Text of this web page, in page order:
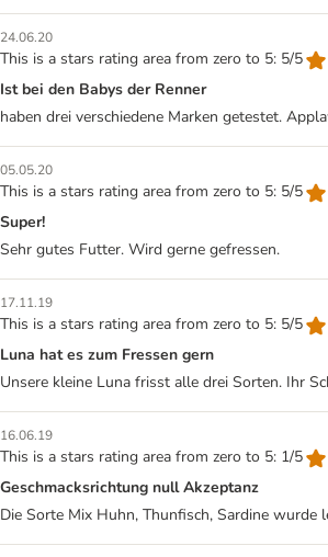
24.06.20
This is a stars rating area from zero to 5: 5/5
Ist bei den Babys der Renner
haben drei verschiedene Marken getestet.
05.05.20
This is a stars rating area from zero to 5: 5/5
Super!
Sehr gutes Futter. Wird gerne gefressen.
17.11.19
This is a stars rating area from zero to 5: 5/5
Luna hat es zum Fressen gern
Unsere kleine Luna frisst alle drei Sorten. Ihr
16.06.19
This is a stars rating area from zero to 5: 1/5
Geschmacksrichtung null Akzeptanz
Die Sorte Mix Huhn, Thunfisch, Sardine